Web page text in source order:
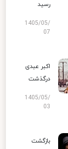
رسید
1405/05/
07
اکبر عبدی
درگذشت
1405/05/
03
بازگشت